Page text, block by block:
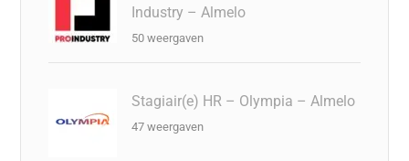
Industry – Almelo
50 weergaven
Stagiair(e) HR – Olympia – Almelo
47 weergaven